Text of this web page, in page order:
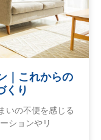
｜これからの
くり
いの不便を感じる
ションやリ